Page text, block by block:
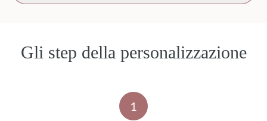
Gli step della personalizzazione
1